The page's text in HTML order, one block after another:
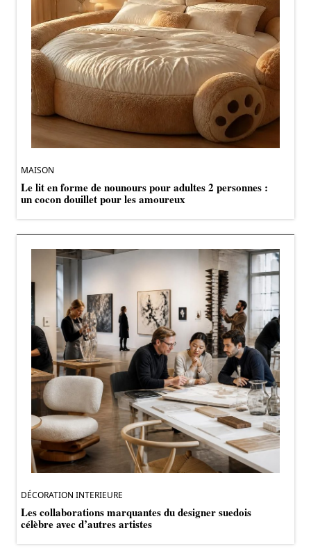
MAISON
Le lit en forme de nounours pour adultes 2 personnes :
un cocon douillet pour les amoureux
DÉCORATION INTERIEURE
Les collaborations marquantes du designer suedois
célèbre avec d’autres artistes